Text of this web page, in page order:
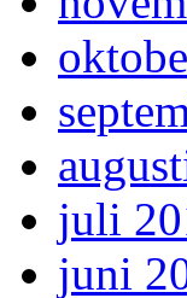
juli
juni